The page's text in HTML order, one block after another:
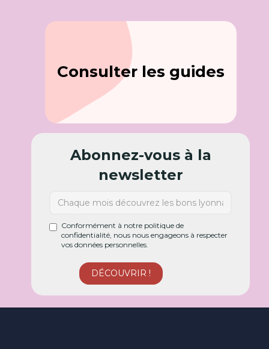
Consulter les guides
Abonnez-vous à la
newsletter
Conformément à notre politique de
confidentialité, nous nous engageons à respecter
vos données personnelles.